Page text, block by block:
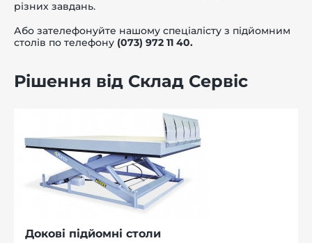
різних завдань.
Або зателефонуйте нашому спеціалісту з підйомним
столів по телефону (073) 972 11 40.
Рішення від Склад Сервіс
Докові підйомні столи